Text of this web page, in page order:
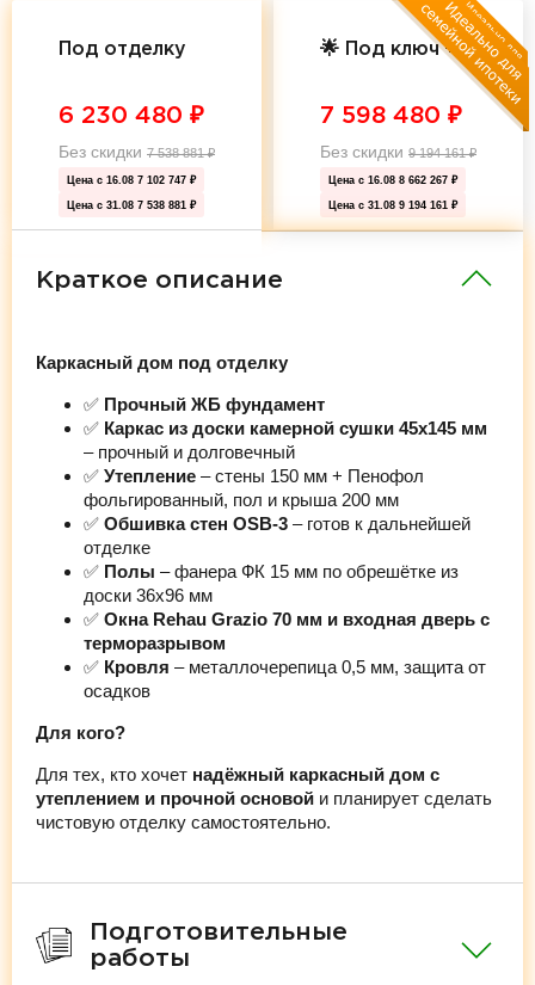
Под отделку
6 230 480 ₽
Без скидки 7 538 881₽
Цена с 16.08 7 102 747 ₽
Цена с 31.08 7 538 881 ₽
🌟 Под ключ 🌟
7 598 480 ₽
Без скидки 9 194 161₽
Цена с 16.08 8 662 267 ₽
Цена с 31.08 9 194 161 ₽
Краткое описание
Каркасный дом под отделку
✅ Прочный ЖБ фундамент
✅ Каркас из доски камерной сушки 45х145 мм
– прочный и долговечный
✅ Утепление – стены 150 мм + Пенофол
фольгированный, пол и крыша 200 мм
✅ Обшивка стен OSB-3 – готов к дальнейшей
отделке
✅ Полы – фанера ФК 15 мм по обрешётке из
доски 36х96 мм
✅ Окна Rehau Grazio 70 мм и входная дверь с
терморазрывом
✅ Кровля – металлочерепица 0,5 мм, защита от
осадков
Для кого?
Для тех, кто хочет надёжный каркасный дом с
утеплением и прочной основой и планирует сделать
чистовую отделку самостоятельно.
Подготовительные
работы